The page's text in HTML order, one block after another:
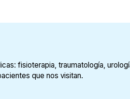
fisioterapia, traumatología,
que nos visitan.